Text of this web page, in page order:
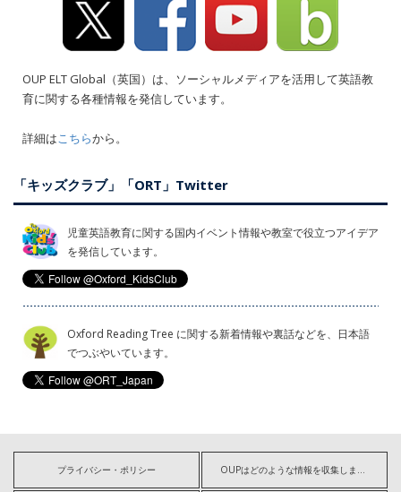
OUP ELT Global（英国）は、ソーシャルメディアを活用して英語教
育に関する各種情報を発信しています。
詳細はこちらから。
「キッズクラブ」「ORT」Twitter
児童英語教育に関する国内イベント情報や教室で役立つアイデア
を発信しています。
Oxford Reading Tree に関する新着情報や裏話などを、日本語
でつぶやいています。
プライバシー・ポリシー OUPはどのような情報を収集しますか?